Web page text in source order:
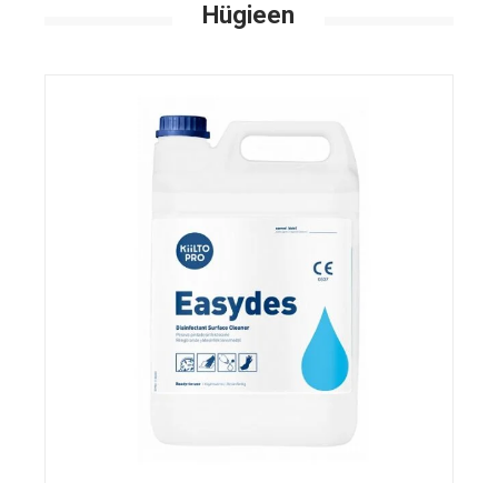
Hügieen